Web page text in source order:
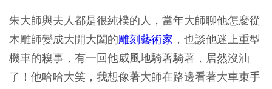
朱大師與夫人都是很純樸的人，當年大師聊他怎麼從
木雕師變成大開大闔的雕刻藝術家 ，也談他迷上重型
機車的糗事，有一回他威風地騎著騎著，居然沒油
了！他哈哈大笑，我想像著大師在路邊看著大車束手